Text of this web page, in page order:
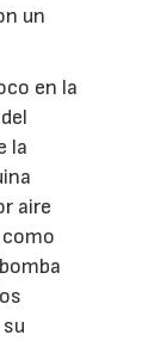
un
en la
la
aire